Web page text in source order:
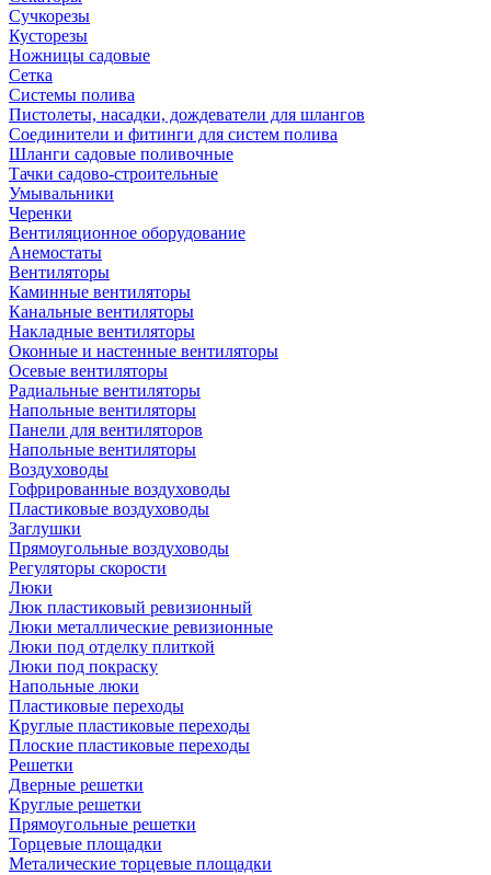
Сучкорезы
Кусторезы
Ножницы садовые
Сетка
Системы полива
Пистолеты, насадки, дождеватели для шлангов
Соединители и фитинги для систем полива
Шланги садовые поливочные
Тачки садово-строительные
Умывальники
Черенки
Вентиляционное оборудование
Анемостаты
Вентиляторы
Каминные вентиляторы
Канальные вентиляторы
Накладные вентиляторы
Оконные и настенные вентиляторы
Осевые вентиляторы
Радиальные вентиляторы
Напольные вентиляторы
Панели для вентиляторов
Напольные вентиляторы
Воздуховоды
Гофрированные воздуховоды
Пластиковые воздуховоды
Заглушки
Прямоугольные воздуховоды
Регуляторы скорости
Люки
Люк пластиковый ревизионный
Люки металлические ревизионные
Люки под отделку плиткой
Люки под покраску
Напольные люки
Пластиковые переходы
Круглые пластиковые переходы
Плоские пластиковые переходы
Решетки
Дверные решетки
Круглые решетки
Прямоугольные решетки
Торцевые площадки
Металические торцевые площадки